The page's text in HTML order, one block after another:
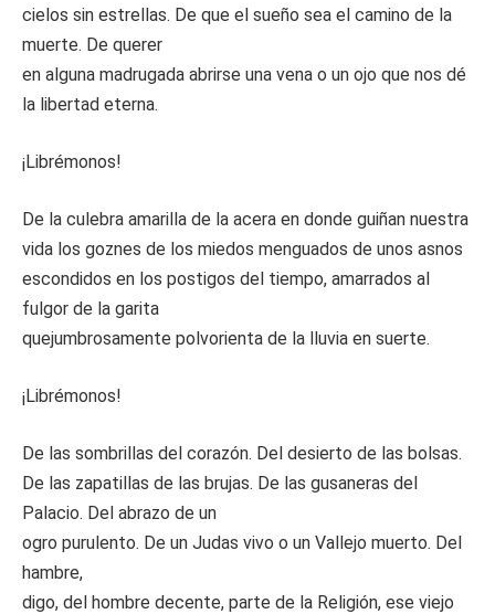
cielos sin estrellas. De que el sueño sea el camino de la
muerte. De querer
en alguna madrugada abrirse una vena o un ojo que nos dé
la libertad eterna.
¡Librémonos!
De la culebra amarilla de la acera en donde guiñan nuestra
vida los goznes de los miedos menguados de unos asnos
escondidos en los postigos del tiempo, amarrados al
fulgor de la garita
quejumbrosamente polvorienta de la lluvia en suerte.
¡Librémonos!
De las sombrillas del corazón. Del desierto de las bolsas.
De las zapatillas de las brujas. De las gusaneras del
Palacio. Del abrazo de un
ogro purulento. De un Judas vivo o un Vallejo muerto. Del
hambre,
digo, del hombre decente, parte de la Religión, ese viejo